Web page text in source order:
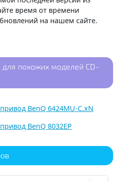
время от времени
на нашем сайте.
похожих моделей CD-
BenQ 6424MU-C.xN
BenQ 8032EP